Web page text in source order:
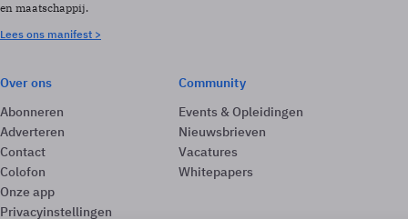
en maatschappij.
Lees ons manifest >
Over ons
Abonneren
Adverteren
Contact
Colofon
Onze app
Privacyinstellingen
Community
Events & Opleidingen
Nieuwsbrieven
Vacatures
Whitepapers